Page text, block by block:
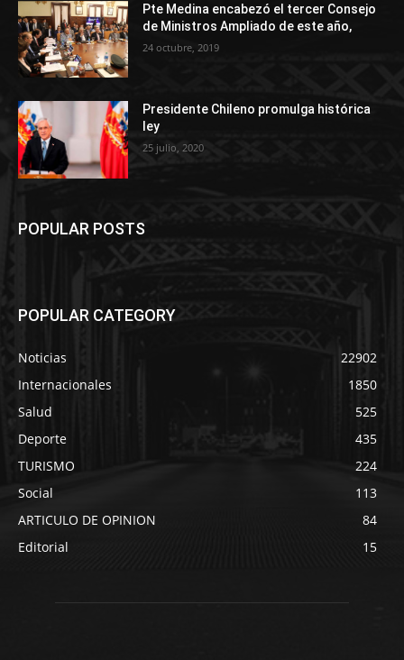
Pte Medina encabezó el tercer Consejo
de Ministros Ampliado de este año,
24 octubre, 2019
Presidente Chileno promulga histórica
ley
25 julio, 2020
POPULAR POSTS
POPULAR CATEGORY
Noticias
22902
Internacionales
1850
Salud
525
Deporte
435
TURISMO
224
Social
113
ARTICULO DE OPINION
84
Editorial
15